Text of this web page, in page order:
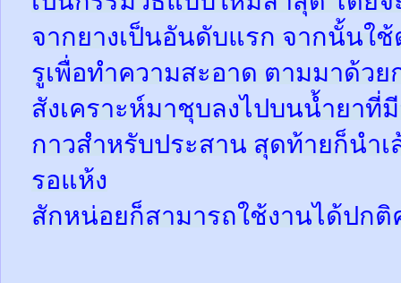
จากยางเป็นอันดับแรก จากนั้นใ
รูเพื่อทำความสะอาด ตามมาด้วย
สังเคราะห์มาชุบลงไปบนน้ำยาที่
กาวสำหรับประสาน สุดท้ายก็นำเ
รอแห้ง
สักหน่อยก็สามารถใช้งานได้ปกติ